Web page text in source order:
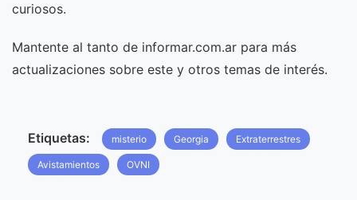
curiosos.
Mantente al tanto de informar.com.ar para más
actualizaciones sobre este y otros temas de interés.
Etiquetas: misterio Georgia Extraterrestres
Avistamientos OVNI